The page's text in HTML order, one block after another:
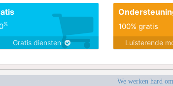
%
Gratis diensten
100% gratis
Luisterende
We werken hard